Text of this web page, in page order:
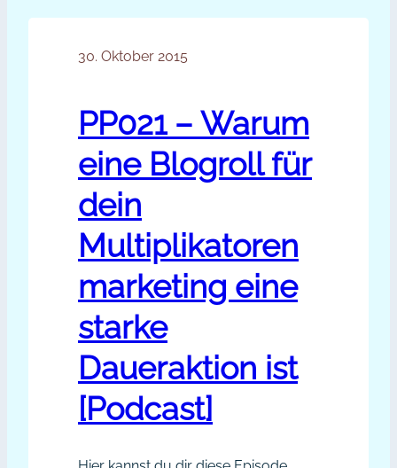
30. Oktober 2015
PP021 – Warum
eine Blogroll für
dein
Multiplikatoren
marketing eine
starke
Daueraktion ist
[Podcast]